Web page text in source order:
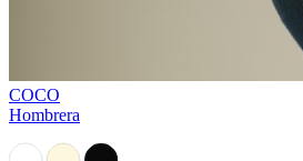
COCO
Hombrera